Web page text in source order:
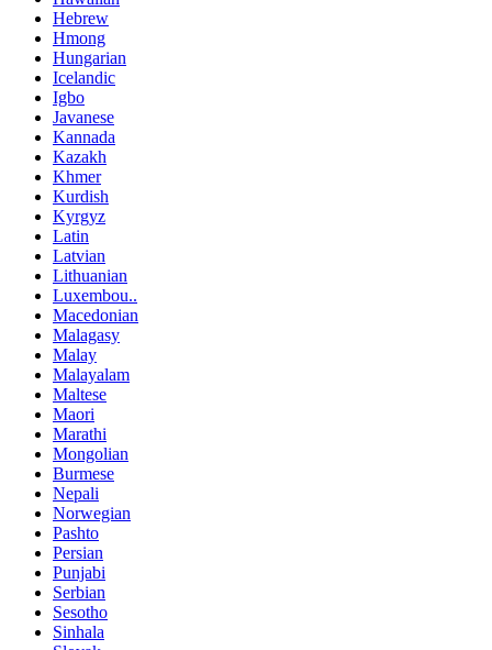
Hebrew
Hmong
Hungarian
Icelandic
Igbo
Javanese
Kannada
Kazakh
Khmer
Kurdish
Kyrgyz
Latin
Latvian
Lithuanian
Luxembou..
Macedonian
Malagasy
Malay
Malayalam
Maltese
Maori
Marathi
Mongolian
Burmese
Nepali
Norwegian
Pashto
Persian
Punjabi
Serbian
Sesotho
Sinhala